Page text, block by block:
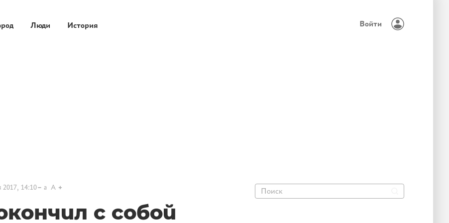
Люди История Войти
2017, 14:10 a A
с собой